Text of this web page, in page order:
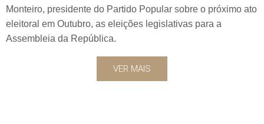
Monteiro, presidente do Partido Popular sobre o próximo ato
eleitoral em Outubro, as eleições legislativas para a
Assembleia da República.
VER MAIS